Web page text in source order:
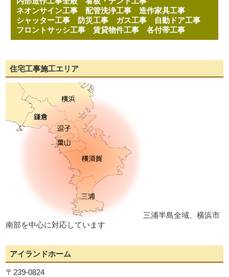
ネオンサイン工事配管洗浄工事造作家具工事
シャッター工事
防災工事 ガス工事
自動ドア工事
フロントサッシ工事賃貸物件工事各付帯工事
住宅工事施工エリア
三浦半島全域、横浜市
南部を中心に対応しています
アイランドホーム
〒239-0824